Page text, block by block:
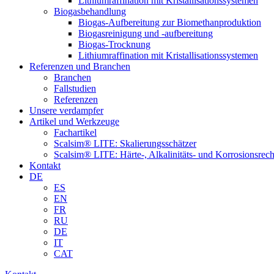
Biogasbehandlung
Biogas-Aufbereitung zur Biomethanproduktion
Biogasreinigung und -aufbereitung
Biogas-Trocknung
Lithiumraffination mit Kristallisationssystemen
Referenzen und Branchen
Branchen
Fallstudien
Referenzen
Unsere verdampfer
Artikel und Werkzeuge
Fachartikel
Scalsim® LITE: Skalierungsschätzer
Scalsim® LITE: Härte-, Alkalinitäts- und
Kontakt
DE
ES
EN
FR
RU
DE
IT
CAT